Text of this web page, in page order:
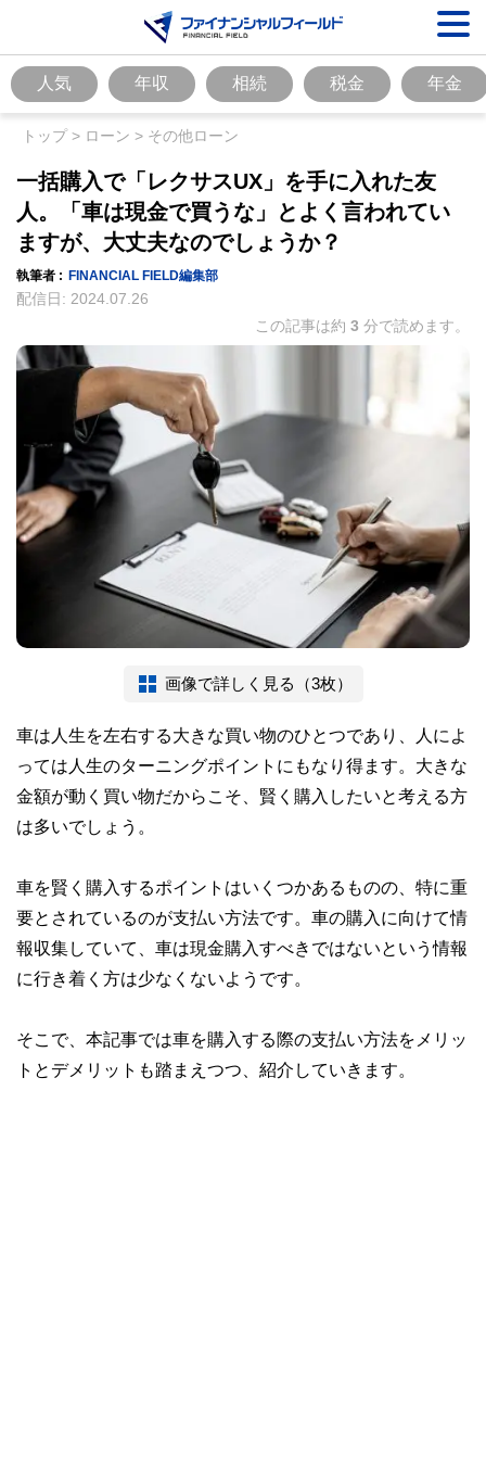
人気 年収 相続 税金 年金
トップ> ローン > その他ローン
一括購入で「レクサスUX」を手に入れた友
人。「車は現金で買うな」とよく言われてい
ますが、大丈夫なのでしょうか？
執筆者 : FINANCIAL FIELD編集部
配信日: 2024.07.26
この記事は約 3 分で読めます。
画像で詳しく見る（3枚）
車は人生を左右する大きな買い物のひとつであり、人によ
っては人生のターニングポイントにもなり得ます。大きな
金額が動く買い物だからこそ、賢く購入したいと考える方
は多いでしょう。
車を賢く購入するポイントはいくつかあるものの、特に重
要とされているのが支払い方法です。車の購入に向けて情
報収集していて、車は現金購入すべきではないという情報
に行き着く方は少なくないようです。
そこで、本記事では車を購入する際の支払い方法をメリッ
トとデメリットも踏まえつつ、紹介していきます。